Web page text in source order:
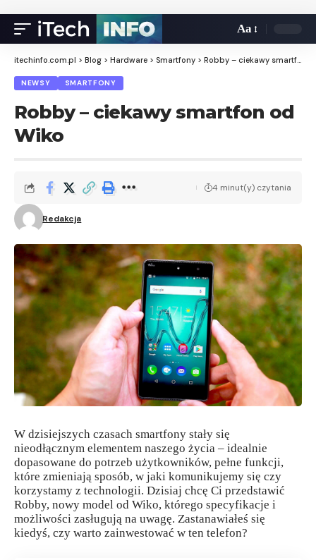
Aa
itechinfo.com.pl > Blog > Hardware > Smartfony > Robby – ciekawy smartfon od Wiko
NEWSY SMARTFONY
Robby – ciekawy smartfon od
Wiko
Redakcja
4 minut(y) czytania
W dzisiejszych czasach smartfony stały się
nieodłącznym elementem naszego życia – idealnie
dopasowane do potrzeb użytkowników, pełne funkcji,
które zmieniają sposób, w jaki komunikujemy się czy
korzystamy z technologii. Dzisiaj chcę Ci przedstawić
Robby, nowy model od Wiko, którego specyfikacje i
możliwości zasługują na uwagę. Zastanawiałeś się
kiedyś, czy warto zainwestować w ten telefon?